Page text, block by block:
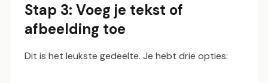
Stap 3: Voeg je tekst of
afbeelding toe
Dit is het leukste gedeelte. Je hebt drie opties: